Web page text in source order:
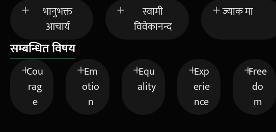
भानुभक्त
आचार्य
स्वामी
विवेकानन्द
ज्याक मा
सम्बन्धित विषय
Cou
rag
e
Em
otio
n
Equ
ality
Exp
erie
nce
Free
do
m